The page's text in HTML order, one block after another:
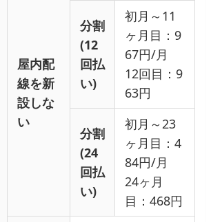
屋内配
線を新
設しな
い
分割
(12
回払
い)
初月～11
ヶ月目：9
67円/月
12回目：9
63円
分割
(24
回払
い)
初月～23
ヶ月目：4
84円/月
24ヶ月
目：468円